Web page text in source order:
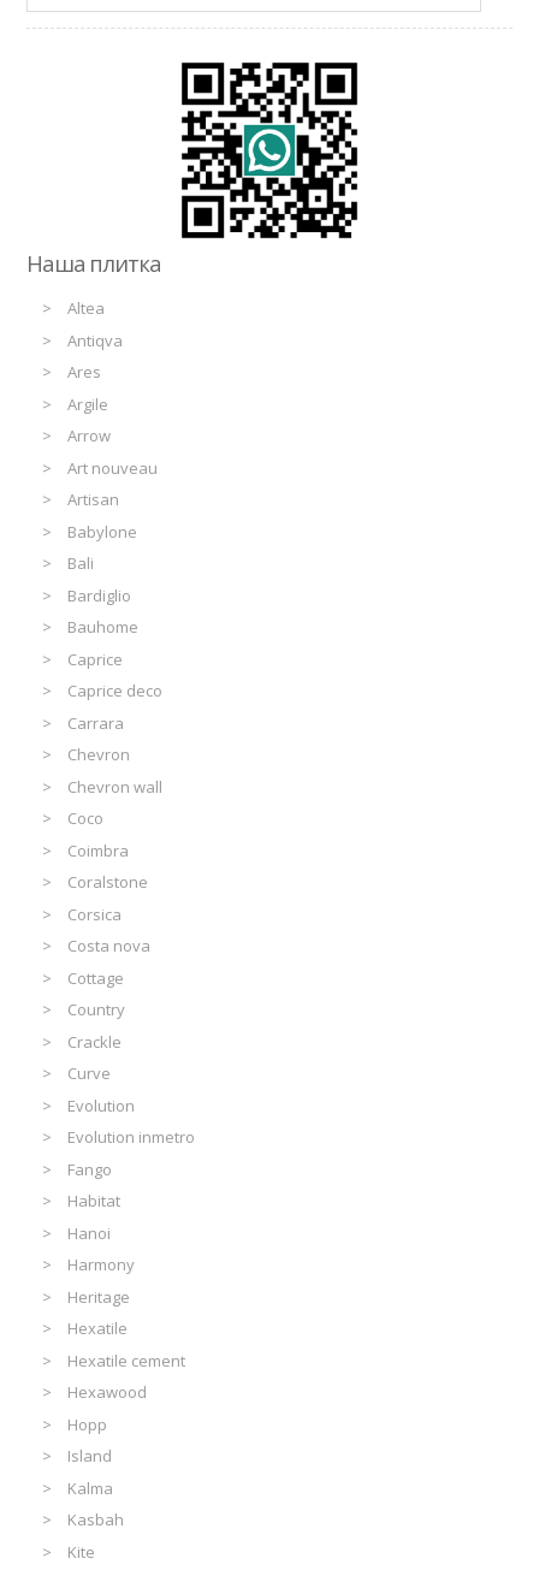
Наша плитка
Altea
Antiqva
Ares
Argile
Arrow
Art nouveau
Artisan
Babylone
Bali
Bardiglio
Bauhome
Caprice
Caprice deco
Carrara
Chevron
Chevron wall
Coco
Coimbra
Coralstone
Corsica
Costa nova
Cottage
Country
Crackle
Curve
Evolution
Evolution inmetro
Fango
Habitat
Hanoi
Harmony
Heritage
Hexatile
Hexatile cement
Hexawood
Hopp
Island
Kalma
Kasbah
Kite